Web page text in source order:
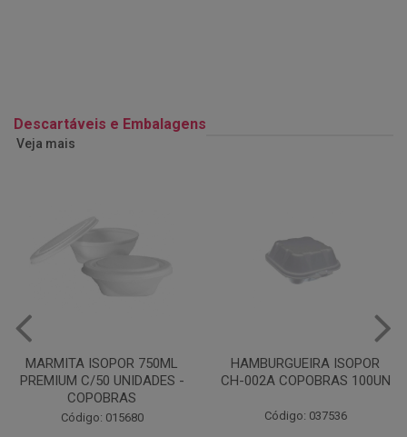
Descartáveis e Embalagens
Veja mais
MARMITA ISOPOR 750ML
PREMIUM C/50 UNIDADES -
COPOBRAS
Código: 015680
HAMBURGUEIRA ISOPOR
CH-002A COPOBRAS 100UN
Código: 037536